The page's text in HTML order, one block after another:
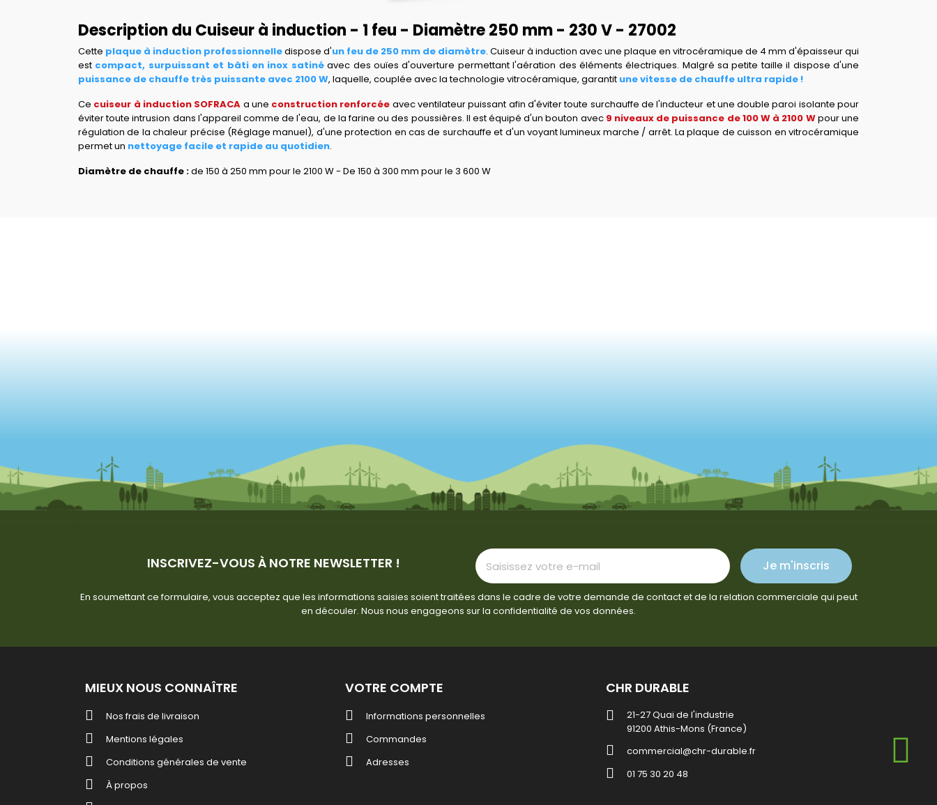
Description du Cuiseur à induction - 1 feu - Diamètre 250 mm - 230 V - 27002
Cette plaque à induction professionnelledispose d'un feu de 250 mm de diamètre. Cuiseur à induction avec une plaque en vitrocéramique de 4 mm d'épaisseur qui
est compact, surpuissant et bâti en inox satinéavec des ouïes d'ouverture permettant l'aération des éléments électriques. Malgré sa petite taille il dispose d'une
puissance de chauffe très puissante avec 2100 W, laquelle, couplée avec la technologie vitrocéramique, garantit une vitesse de chauffe ultra rapide !
Ce cuiseur à induction SOFRACA a une construction renforcée avec ventilateur puissant afin d'éviter toute surchauffe de l'inducteur et une double paroi isolante pour
éviter toute intrusion dans l'appareil comme de l'eau, de la farine ou des poussières. Il est équipé d'un bouton avec 9 niveaux de puissance de 100 W à 2100 Wpour une
régulation de la chaleur précise (Réglage manuel), d'une protection en cas de surchauffe et d'un voyant lumineux marche / arrêt. La plaque de cuisson en vitrocéramique
permet un nettoyage facile et rapide au quotidien.
Diamètre de chauffe :de 150 à 250 mm pour le 2100 W - De 150 à 300 mm pour le 3 600 W
INSCRIVEZ-VOUS À NOTRE NEWSLETTER ! Je m'inscris
En soumettant ce formulaire, vous acceptez que les informations saisies soient traitées dans le cadre de votre demande de contact et de la relation commerciale qui peut
en découler. Nous nous engageons sur la confidentialité de vos données.
MIEUX NOUS CONNAÎTRE
Nos frais de livraison
Mentions légales
Conditions générales de vente
À propos
VOTRE COMPTE
Informations personnelles
Commandes
Adresses
CHR DURABLE
21-27 Quai de l'industrie
91200 Athis-Mons (France)
commercial@chr-durable.fr
01 75 30 20 48